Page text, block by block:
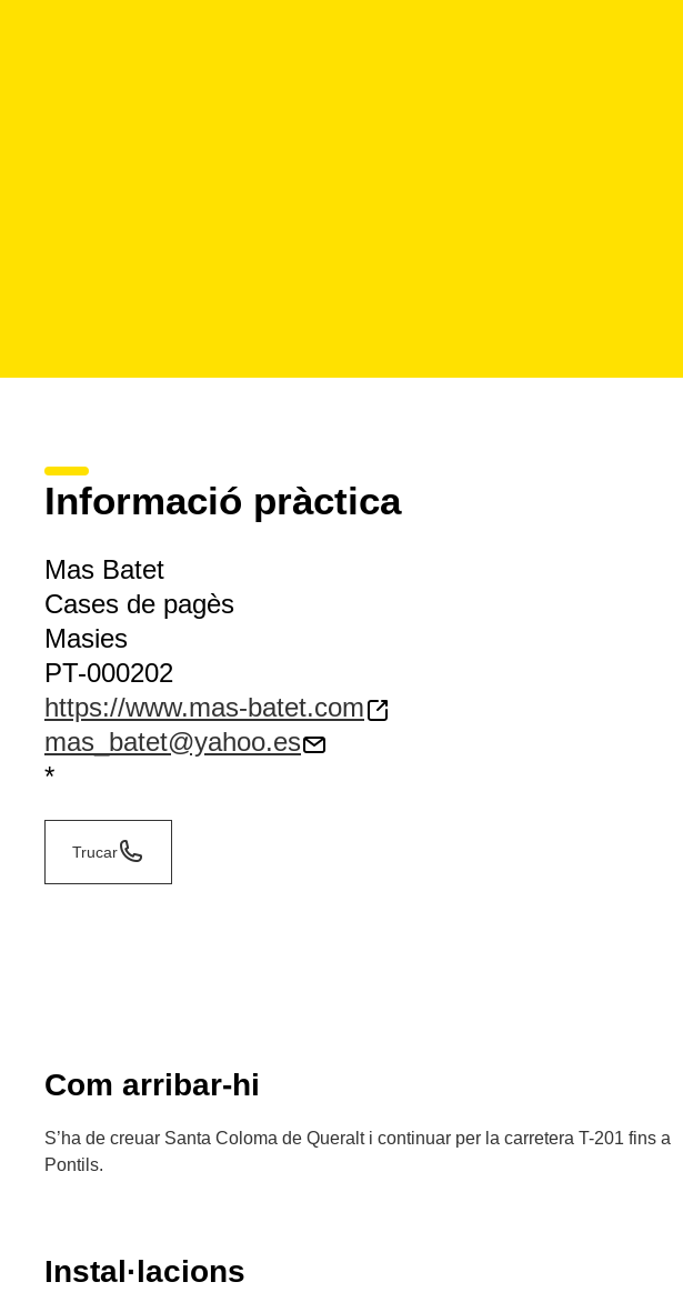
Informació pràctica
Mas Batet
Cases de pagès
Masies
PT-000202
https://www.mas-batet.com
mas_batet@yahoo.es
*
Trucar
Com arribar-hi
S’ha de creuar Santa Coloma de Queralt i continuar per la carretera T-201 fins a
Pontils.
Instal·lacions